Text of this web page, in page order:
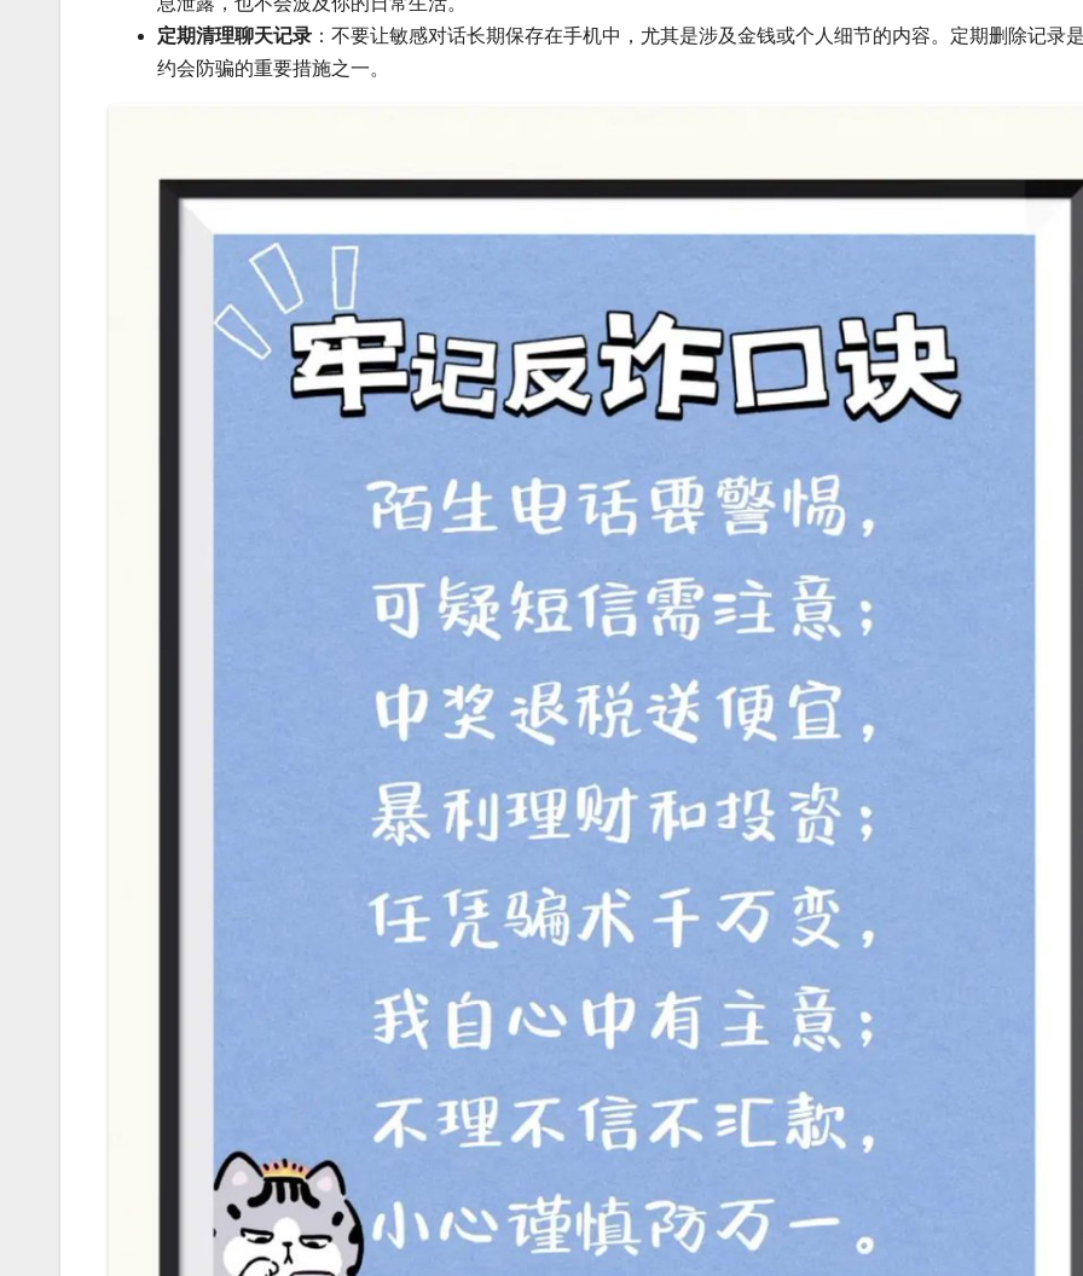
定期清理聊天记录 ：不要让敏感对话长期保存在手机中，尤其是涉及金钱或个人细节的内容。定期删除记录
约会防骗的重要措施之一。